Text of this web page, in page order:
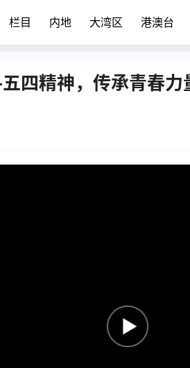
栏目 内地 大湾区 港澳台
四精神，传承青春力